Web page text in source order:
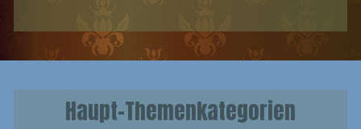
Haupt-Themenkategorien